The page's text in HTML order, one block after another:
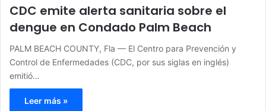
CDC emite alerta sanitaria sobre el
dengue en Condado Palm Beach
PALM BEACH COUNTY, Fla — El Centro para Prevención y
Control de Enfermedades (CDC, por sus siglas en inglés)
emitió…
Leer más »